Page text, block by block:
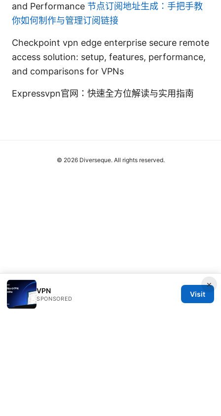
and Performance 节点订阅地址生成：手把手教
你如何制作与管理订阅链接
Checkpoint vpn edge enterprise secure remote
access solution: setup, features, performance,
and comparisons for VPNs
Expressvpn官网：快速全方位解读与实用指南
×
VPN
SPONSORED
Visit
© 2026 Diverseque. All rights reserved.